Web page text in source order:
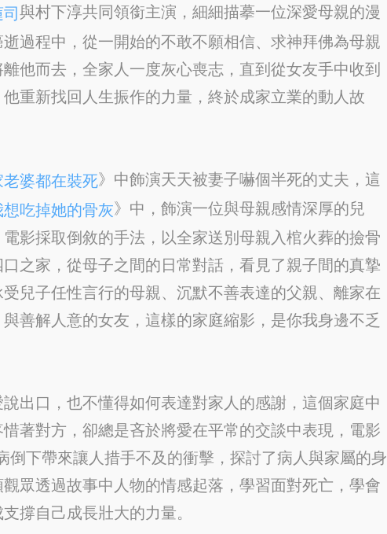
與村下淳共同領銜主演，細細描摹一位深愛母親的漫
過程中，從一開始的不敢不願相信、求神拜佛為母親
他而去，全家人一度灰心喪志，直到從女友手中收到
重新找回人生振作的力量，終於成家立業的動人故
婆都在裝死》中飾演天天被妻子嚇個半死的丈夫，這
吃掉她的骨灰》中，飾演一位與母親感情深厚的兒
影採取倒敘的手法，以全家送別母親入棺火葬的撿骨
之家，從母子之間的日常對話，看見了親子間的真摯
兒子任性言行的母親、沉默不善表達的父親、離家在
善解人意的女友，這樣的家庭縮影，是你我身邊不乏
出口，也不懂得如何表達對家人的感謝，這個家庭中
著對方，卻總是吝於將愛在平常的交談中表現，電影
倒下帶來讓人措手不及的衝擊，探討了病人與家屬的身
眾透過故事中人物的情感起落，學習面對死亡，學會
撐自己成長壯大的力量。